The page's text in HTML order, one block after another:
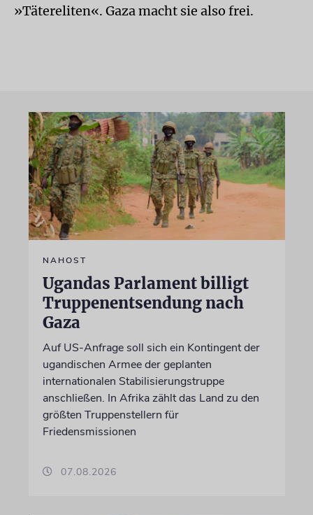
»Tätereliten«. Gaza macht sie also frei.
NAHOST
Ugandas Parlament billigt
Truppenentsendung nach
Gaza
Auf US-Anfrage soll sich ein Kontingent der
ugandischen Armee der geplanten
internationalen Stabilisierungstruppe
anschließen. In Afrika zählt das Land zu den
größten Truppenstellern für
Friedensmissionen
07.08.2026